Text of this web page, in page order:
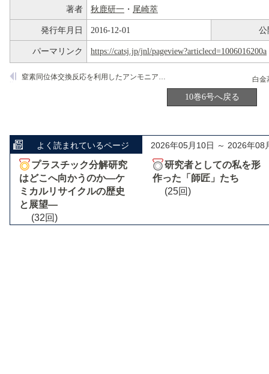
著者 秋鹿研一 ・ 尾崎萃
発行年月日 2016-12-01 公
パーマリンク https://catsj.jp/jnl/pageview?articlecd=1006016200a
白
窒素同位体交換反応を利用したアンモニア合成反応の反応機作
10巻6号へ戻る
よく読まれているページ 2026年05月10日 ～ 2026年08
プラスチック分解研究
はどこへ向かうのか―ケ
ミカルリサイクルの歴史
と展望―
(32回)
研究者としての私を形
作った「師匠」たち
(25回)